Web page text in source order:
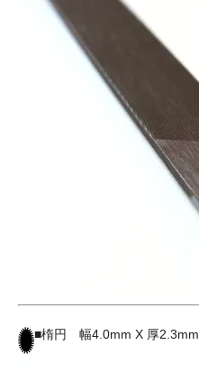
■楕円 幅4.0mm X 厚2.3mm